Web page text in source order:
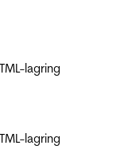
lagring
lagring